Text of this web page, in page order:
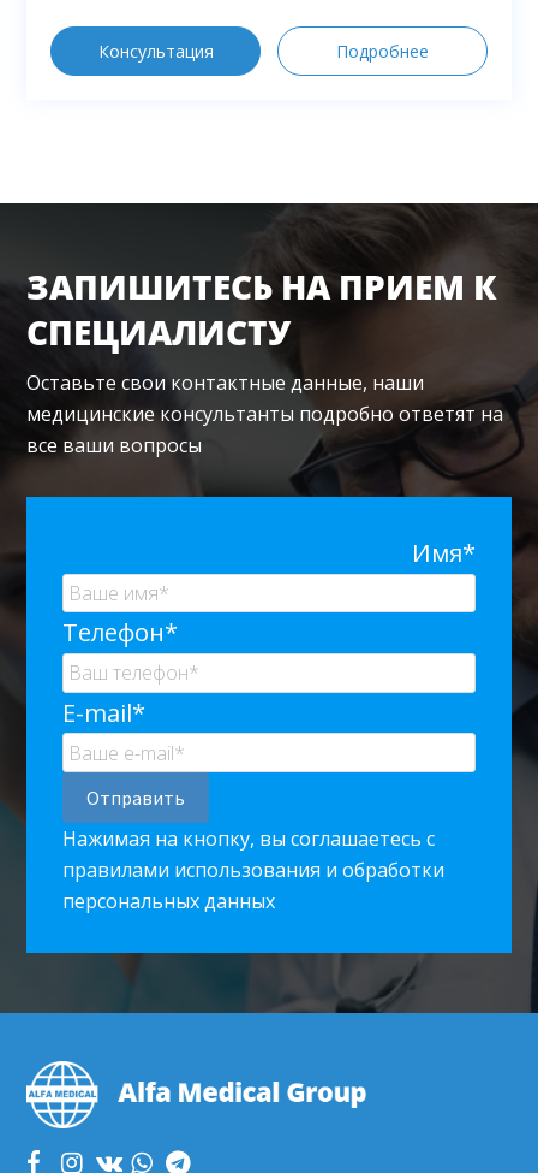
Консультация Подробнее
ЗАПИШИТЕСЬ НА ПРИЕМ К
СПЕЦИАЛИСТУ
Оставьте свои контактные данные, наши
медицинские консультанты подробно ответят на
все ваши вопросы
Имя*
Телефон*
E-mail*
Нажимая на кнопку, вы соглашаетесь с
правилами использования и обработки
персональных данных
FOOTER